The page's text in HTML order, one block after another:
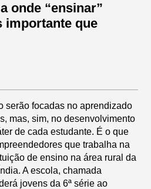
onde “ensinar”
importante que
serão focadas no aprendizado
mas, sim, no desenvolvimento
de cada estudante. É o que
que trabalha na
de ensino na área rural da
A escola, chamada
jovens da 6ª série ao